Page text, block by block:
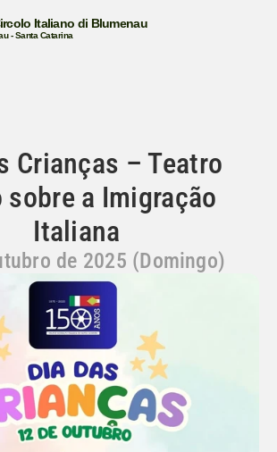
Italiano di Blumenau
- Santa Catarina
Crianças – Teatro
a Imigração
Italiana
de 2025 (Domingo)